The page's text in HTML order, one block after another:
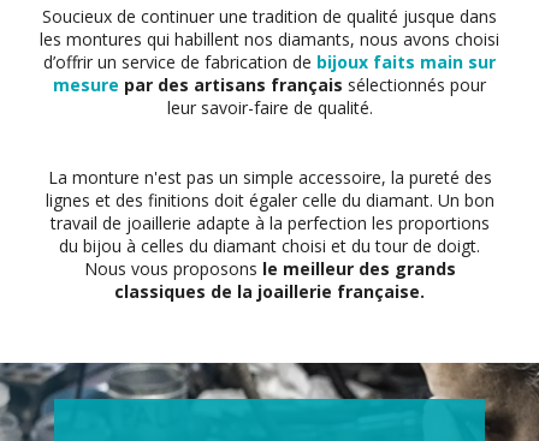
Soucieux de continuer une tradition de qualité jusque dans
les montures qui habillent nos diamants, nous avons choisi
d’offrir un service de fabrication de bijoux faits main sur
mesure par des artisans français sélectionnés pour
leur savoir-faire de qualité.
La monture n'est pas un simple accessoire, la pureté des
lignes et des finitions doit égaler celle du diamant. Un bon
travail de joaillerie adapte à la perfection les proportions
du bijou à celles du diamant choisi et du tour de doigt.
Nous vous proposons le meilleur des grands
classiques de la joaillerie française.